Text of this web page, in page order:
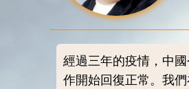
經過三年的疫情，中
作開始回復正常。我